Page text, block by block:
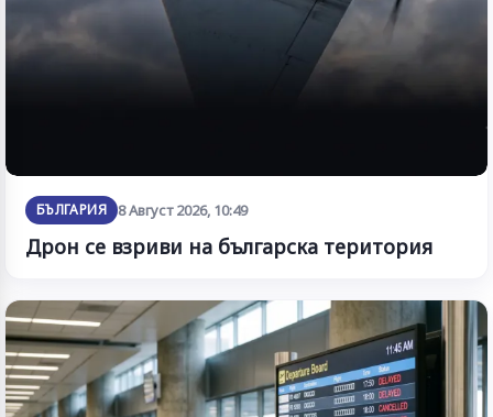
БЪЛГАРИЯ 8 Август 2026, 10:49
Дрон се взриви на българска територия